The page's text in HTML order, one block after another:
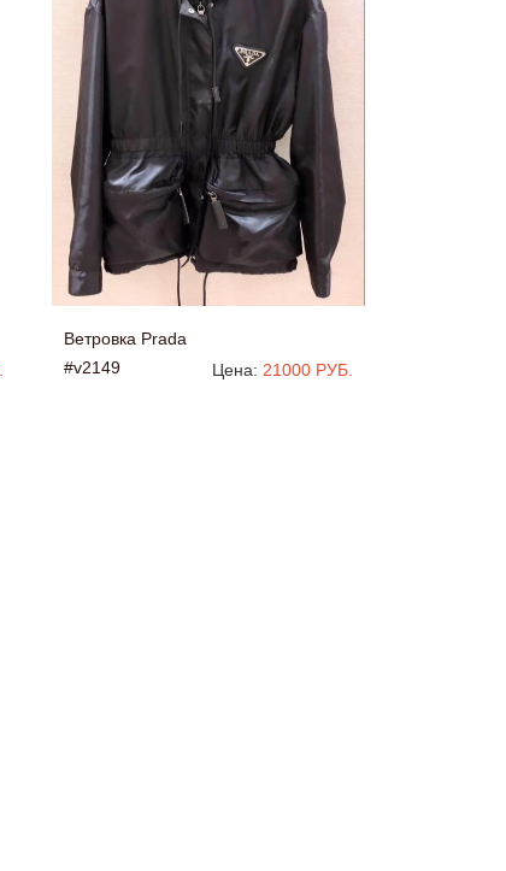
Ветровка Prada
#v2149
Цена: 21000 РУБ.